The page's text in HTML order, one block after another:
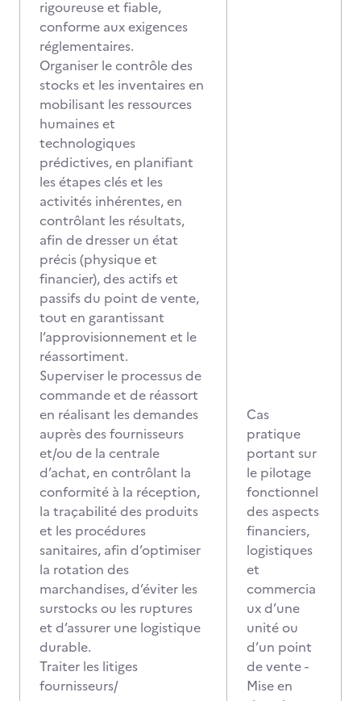
rigoureuse et fiable,
conforme aux exigences
réglementaires.
Organiser le contrôle des
stocks et les inventaires en
mobilisant les ressources
humaines et
technologiques
prédictives, en planifiant
les étapes clés et les
activités inhérentes, en
contrôlant les résultats,
afin de dresser un état
précis (physique et
financier), des actifs et
passifs du point de vente,
tout en garantissant
l’approvisionnement et le
réassortiment.
Superviser le processus de
commande et de réassort
en réalisant les demandes
auprès des fournisseurs
et/ou de la centrale
d’achat, en contrôlant la
conformité à la réception,
la traçabilité des produits
et les procédures
sanitaires, afin d’optimiser
la rotation des
marchandises, d’éviter les
surstocks ou les ruptures
et d’assurer une logistique
durable.
Traiter les litiges
fournisseurs/
Cas
pratique
portant sur
le pilotage
fonctionnel
des aspects
financiers,
logistiques
et
commercia
ux d’une
unité ou
d’un point
de vente -
Mise en